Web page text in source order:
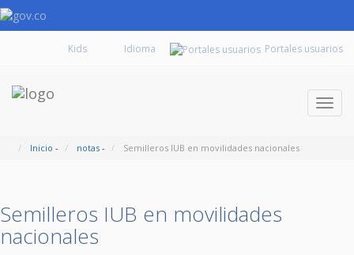
Kids Portales usuarios
Inicio - notas - Semilleros IUB en movilidades nacionales
Semilleros IUB en movilidades
nacionales